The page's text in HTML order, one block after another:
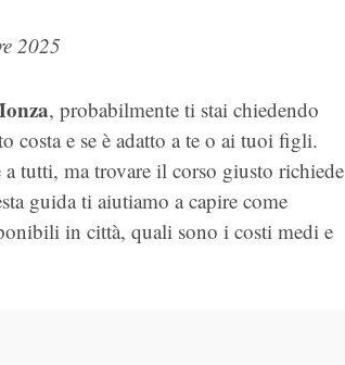
2025
, probabilmente ti stai chiedendo
costa e se è adatto a te o ai tuoi figli.
tutti, ma trovare il corso giusto richiede
guida ti aiutiamo a capire come
in città, quali sono i costi medi e